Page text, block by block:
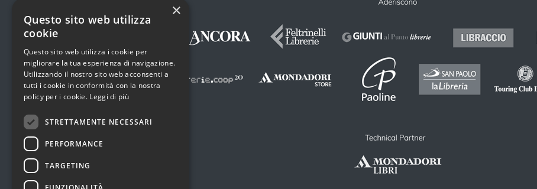
×
Questo sito web utilizza
cookie
Questo sito web utilizza i cookie per
migliorare la tua esperienza di navigazione.
Utilizzando il nostro sito web acconsenti a
tutti i cookie in conformità con la nostra
policy per i cookie. Leggi di più
STRETTAMENTE NECESSARI
PERFORMANCE
TARGETING